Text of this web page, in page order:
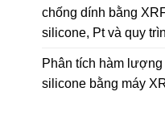
chống dính bằng
silicone, Pt và quy
Phân tích hàm
silicone bằng máy